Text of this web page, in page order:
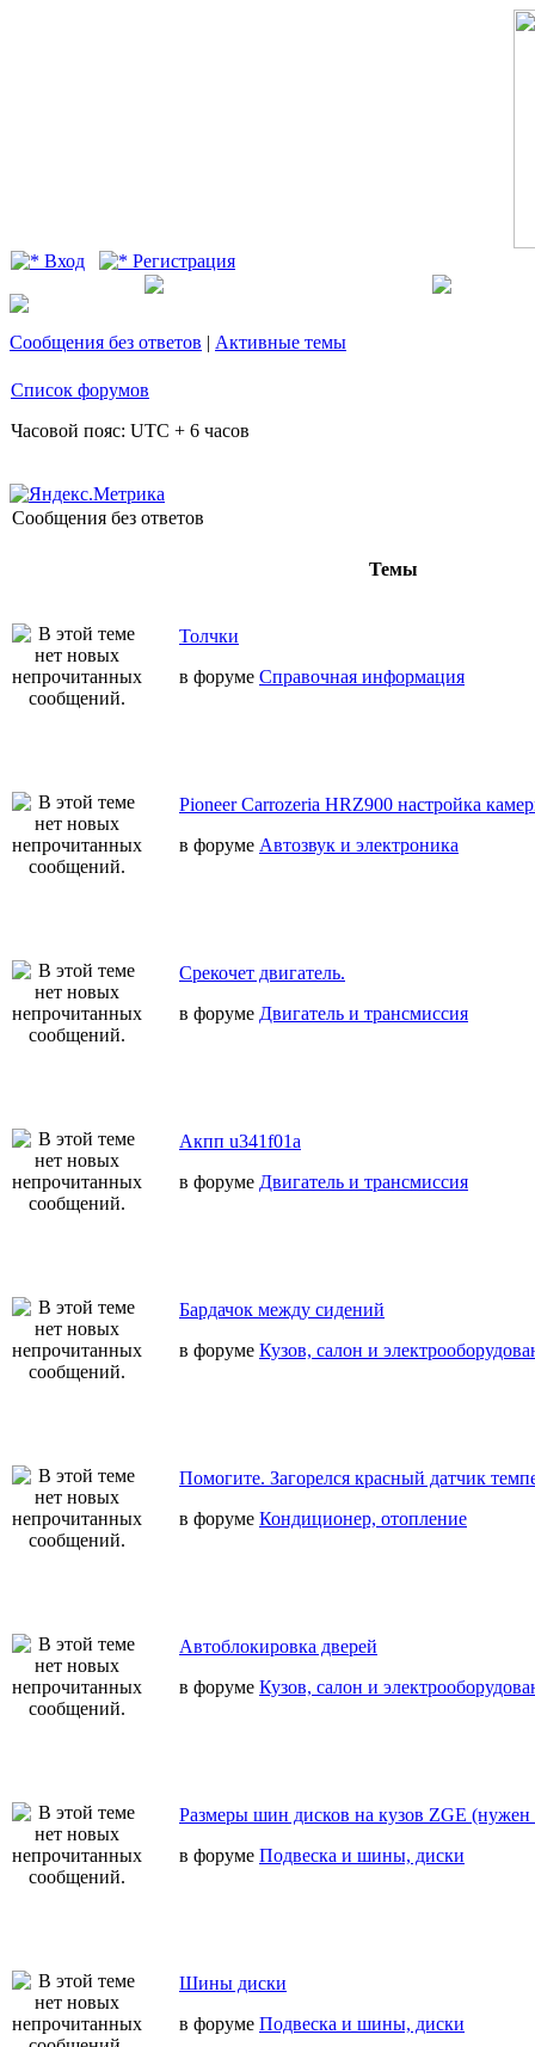
Вход Регистрация
Сообщения без ответов | Активные темы
Список форумов
Часовой пояс: UTC + 6 часов
Сообщения без ответов
Темы
Толчки
в форуме Справочная информация
Pioneer Carrozeria HRZ900 настройка
в форуме Автозвук и электроника
Срекочет двигатель.
в форуме Двигатель и трансмиссия
Акпп u341f01a
в форуме Двигатель и трансмиссия
Бардачок между сидений
в форуме Кузов, салон и
Помогите. Загорелся красный датчик
в форуме Кондиционер, отопление
Автоблокировка дверей
в форуме Кузов, салон и
Размеры шин дисков на кузов ZGE (нужен
в форуме Подвеска и шины, диски
Шины диски
в форуме Подвеска и шины, диски